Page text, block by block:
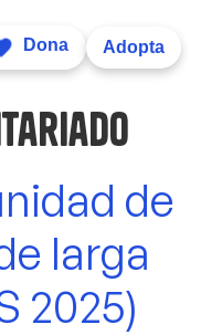
Dona Adopta
de
larga
2025)